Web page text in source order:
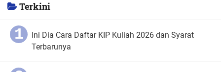
Terkini
Ini Dia Cara Daftar KIP Kuliah 2026 dan Syarat
Terbarunya